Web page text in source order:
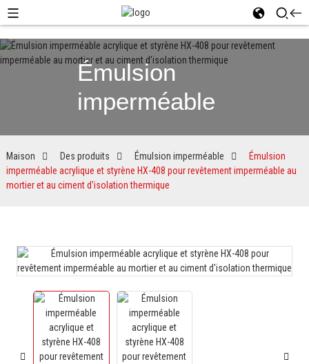
Émulsion
imperméable
Maison Des produits Émulsion imperméable
Émulsion
imperméable acrylique et styrène HX-408 pour revêtement imperméable au
mortier et au ciment d'isolation thermique